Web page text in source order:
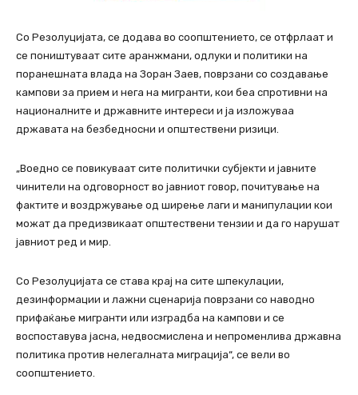
Со Резолуцијата, се додава во соопштението, се отфрлаат и
се поништуваат сите аранжмани, одлуки и политики на
поранешната влада на Зоран Заев, поврзани со создавање
кампови за прием и нега на мигранти, кои беа спротивни на
националните и државните интереси и ја изложуваа
државата на безбедносни и општествени ризици.
„Воедно се повикуваат сите политички субјекти и јавните
чинители на одговорност во јавниот говор, почитување на
фактите и воздржување од ширење лаги и манипулации кои
можат да предизвикаат општествени тензии и да го нарушат
јавниот ред и мир.
Со Резолуцијата се става крај на сите шпекулации,
дезинформации и лажни сценарија поврзани со наводно
прифаќање мигранти или изградба на кампови и се
воспоставува јасна, недвосмислена и непроменлива државна
политика против нелегалната миграција“, се вели во
соопштението.